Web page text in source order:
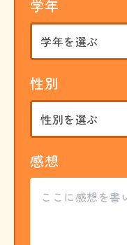
学年
性別
感想